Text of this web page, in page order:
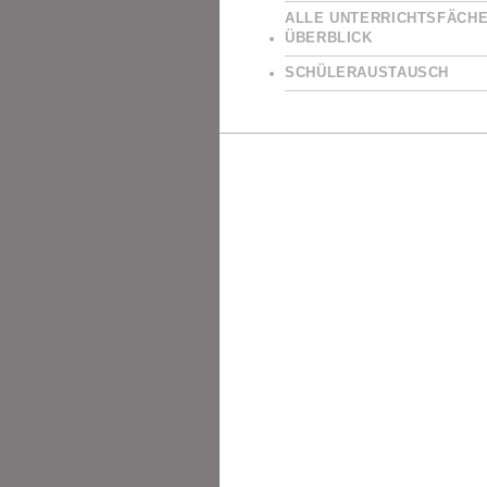
ALLE
ÜBERBLICK
SCHÜLERAUSTAUSCH